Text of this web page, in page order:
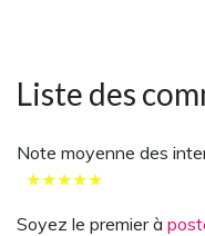
Liste des
Note moyenne des
★★★★★
Soyez le premier à